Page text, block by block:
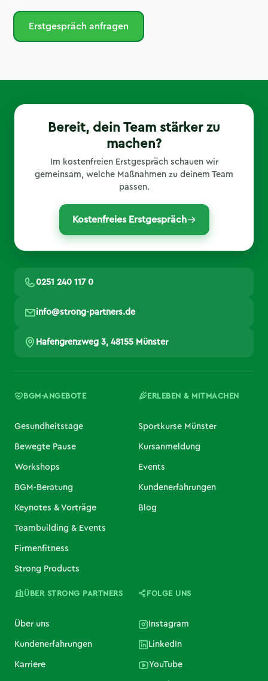
Bereit, dein Team stärker zu
machen?
Im kostenfreien Erstgespräch schauen wir
gemeinsam, welche Maßnahmen zu deinem Team
passen.
Kostenfreies Erstgespräch
0251 240 117 0
info@strong-partners.de
Hafengrenzweg 3, 48155 Münster
BGM-ANGEBOTE
Gesundheitstage
Bewegte Pause
Workshops
BGM-Beratung
Keynotes & Vorträge
Teambuilding & Events
Firmenfitness
Strong Products
ERLEBEN & MITMACHEN
Sportkurse Münster
Kursanmeldung
Events
Kundenerfahrungen
Blog
ÜBER STRONG PARTNERS
Über uns
Kundenerfahrungen
Karriere
FOLGE UNS
Instagram
LinkedIn
YouTube